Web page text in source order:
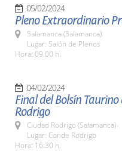
05/02/2024
Pleno Extraordinario
Salamanca (Salamanca)
Lugar: Salón de Plenos
Hora: 09.00 h.
04/02/2024
Final del Bolsín
Rodrigo
Ciudad Rodrigo (Salamanca)
Lugar: Conde Rodrigo
Hora: 16:30 h.